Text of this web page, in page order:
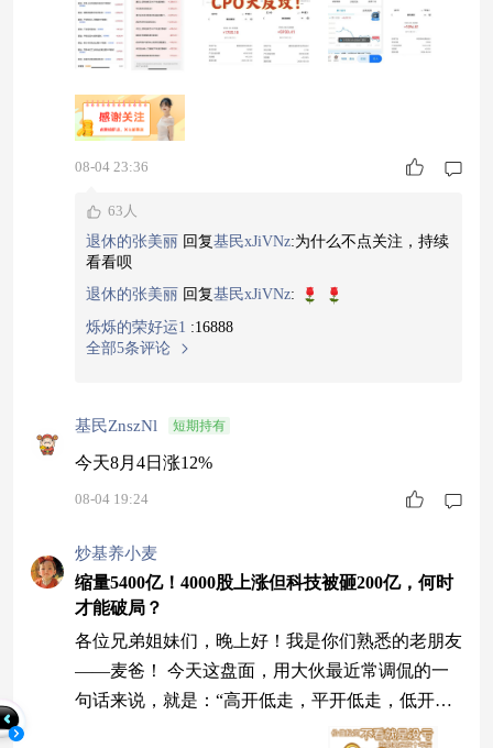
资金大规模从银行、白酒等防御权重撤离，回流半
导体、CPO、创新药等超跌科技成长方向，高低切
08-04 23:36
63人
退休的张美丽 回复基民xJiVNz:为什么不点关注，持续
看看呗
退休的张美丽 回复基民xJiVNz:
烁烁的荣好运1 :16888
全部5条评论
基民ZnszNl 短期持有
今天8月4日涨12%
08-04 19:24
炒基养小麦
缩量5400亿！4000股上涨但科技被砸200亿，何时
才能破局？
各位兄弟姐妹们，晚上好！我是你们熟悉的老朋友
——麦爸！ 今天这盘面，用大伙最近常调侃的一
句话来说，就是：“高开低走，平开低走，低开低
走……反正永远都是低走，这8月的开门红，硬生